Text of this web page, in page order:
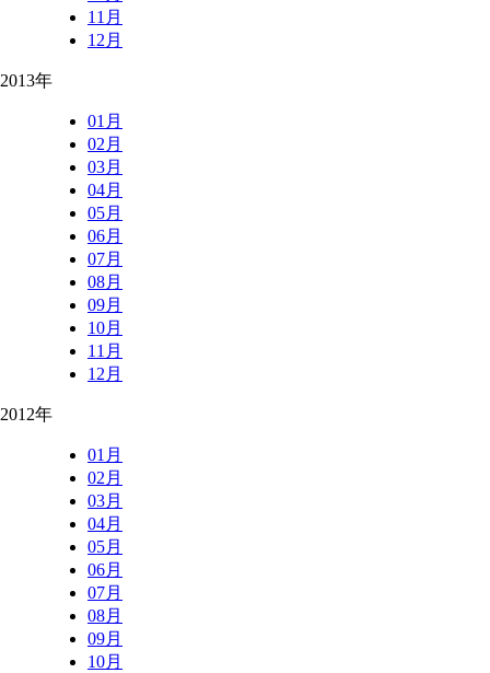
11月
12月
2013年
01月
02月
03月
04月
05月
06月
07月
08月
09月
10月
11月
12月
2012年
01月
02月
03月
04月
05月
06月
07月
08月
09月
10月